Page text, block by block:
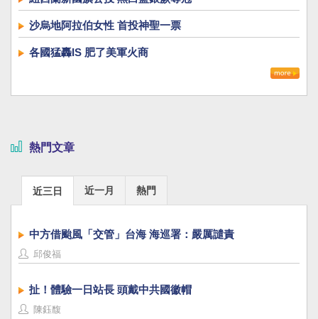
沙烏地阿拉伯女性 首投神聖一票
各國猛轟IS 肥了美軍火商
熱門文章
近三日 近一月 熱門
中方借颱風「交管」台海 海巡署：嚴厲譴責
邱俊福
扯！體驗一日站長 頭戴中共國徽帽
陳鈺馥